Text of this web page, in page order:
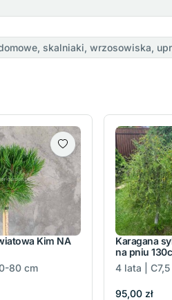
skalniaki, wrzosowiska,
Kim NA
80 cm
Karagana
na pniu
4 lata |
95,00 zł